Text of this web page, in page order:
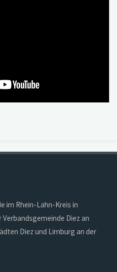
im Rhein-Lahn-Kreis in
Diez an
Diez und Limburg an der